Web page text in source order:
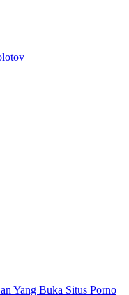
Yang Buka Situs Porno